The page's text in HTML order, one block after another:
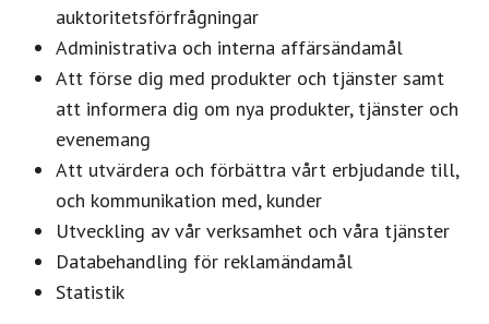
auktoritetsförfrågningar
Administrativa och interna affärsändamål
Att förse dig med produkter och tjänster samt
att informera dig om nya produkter, tjänster och
evenemang
Att utvärdera och förbättra vårt erbjudande till,
och kommunikation med, kunder
Utveckling av vår verksamhet och våra tjänster
Databehandling för reklamändamål
Statistik